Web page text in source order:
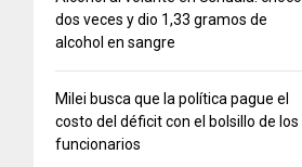
dos veces y dio 1,33 gramos de
alcohol en sangre
Milei busca que la política pague el
costo del déficit con el bolsillo de los
funcionarios